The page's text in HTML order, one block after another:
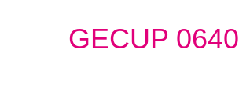
GECUP 0640